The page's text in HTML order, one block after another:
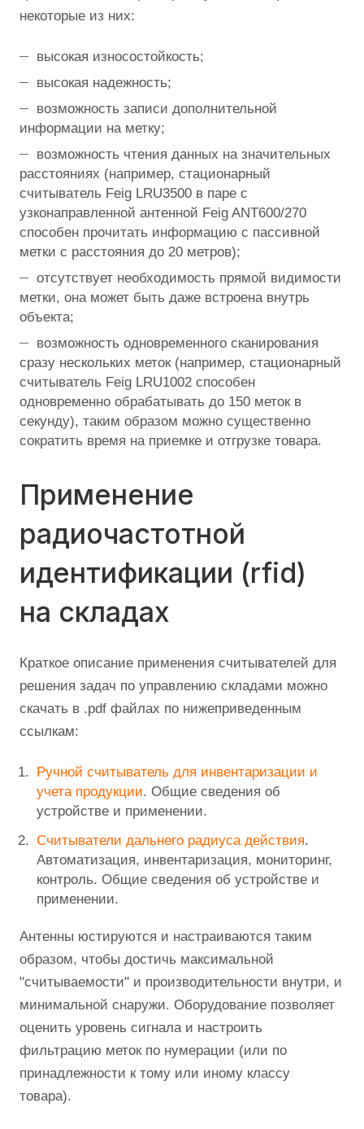
некоторые из них:
высокая износостойкость;
высокая надежность;
возможность записи дополнительной
информации на метку;
возможность чтения данных на значительных
расстояниях (например, стационарный
считыватель Feig LRU3500 в паре с
узконаправленной антенной Feig ANT600/270
способен прочитать информацию с пассивной
метки с расстояния до 20 метров);
отсутствует необходимость прямой видимости
метки, она может быть даже встроена внутрь
объекта;
возможность одновременного сканирования
сразу нескольких меток (например, стационарный
считыватель Feig LRU1002 способен
одновременно обрабатывать до 150 меток в
секунду), таким образом можно существенно
сократить время на приемке и отгрузке товара.
Применение
радиочастотной
идентификации (rfid)
на складах
Краткое описание применения считывателей для
решения задач по управлению складами можно
скачать в .pdf файлах по нижеприведенным
ссылкам:
Ручной считыватель для инвентаризации и
учета продукции. Общие сведения об
устройстве и применении.
Считыватели дальнего радиуса действия.
Автоматизация, инвентаризация, мониторинг,
контроль. Общие сведения об устройстве и
применении.
Антенны юстируются и настраиваются таким
образом, чтобы достичь максимальной
"считываемости" и производительности внутри, и
минимальной снаружи. Оборудование позволяет
оценить уровень сигнала и настроить
фильтрацию меток по нумерации (или по
принадлежности к тому или иному классу
товара).